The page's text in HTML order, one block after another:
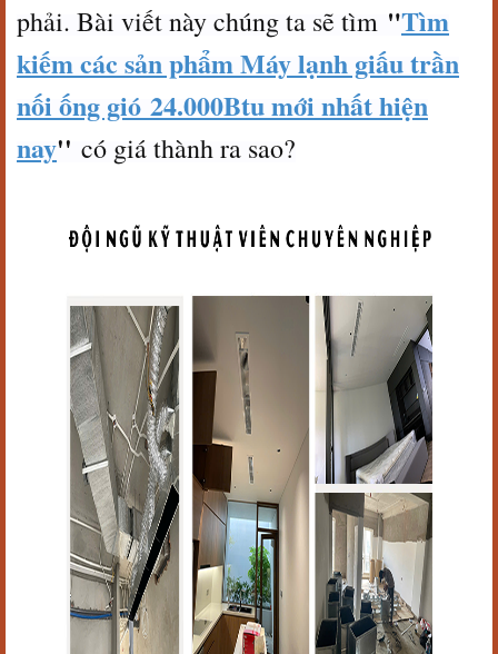
phải. Bài viết này chúng ta sẽ tìm "Tìm
kiếm các sản phẩm Máy lạnh giấu trần
nối ống gió 24.000Btu mới nhất hiện
nay'' có giá thành ra sao?